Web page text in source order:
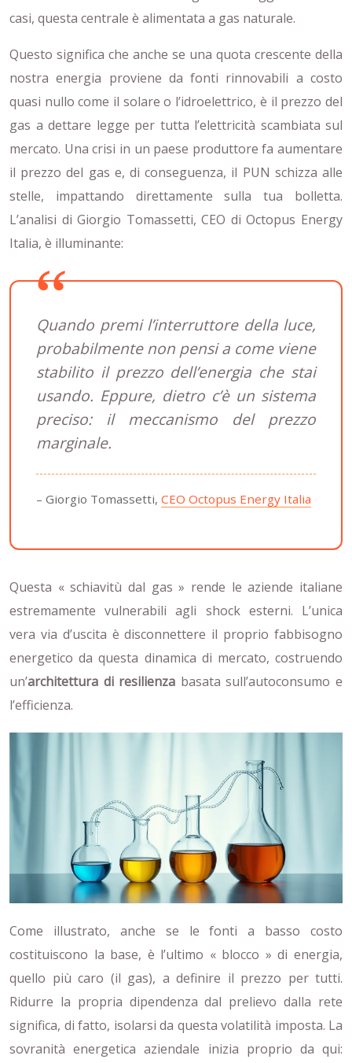
casi, questa centrale è alimentata a gas naturale.
Questo significa che anche se una quota crescente della
nostra energia proviene da fonti rinnovabili a costo
quasi nullo come il solare o l’idroelettrico, è il prezzo del
gas a dettare legge per tutta l’elettricità scambiata sul
mercato. Una crisi in un paese produttore fa aumentare
il prezzo del gas e, di conseguenza, il PUN schizza alle
stelle, impattando direttamente sulla tua bolletta.
L’analisi di Giorgio Tomassetti, CEO di Octopus Energy
Italia, è illuminante:
Quando premi l’interruttore della luce,
probabilmente non pensi a come viene
stabilito il prezzo dell’energia che stai
usando. Eppure, dietro c’è un sistema
preciso: il meccanismo del prezzo
marginale.
– Giorgio Tomassetti, CEO Octopus Energy Italia
Questa « schiavitù dal gas » rende le aziende italiane
estremamente vulnerabili agli shock esterni. L’unica
vera via d’uscita è disconnettere il proprio fabbisogno
energetico da questa dinamica di mercato, costruendo
un’architettura di resilienza basata sull’autoconsumo e
l’efficienza.
Come illustrato, anche se le fonti a basso costo
costituiscono la base, è l’ultimo « blocco » di energia,
quello più caro (il gas), a definire il prezzo per tutti.
Ridurre la propria dipendenza dal prelievo dalla rete
significa, di fatto, isolarsi da questa volatilità imposta. La
sovranità energetica aziendale inizia proprio da qui: